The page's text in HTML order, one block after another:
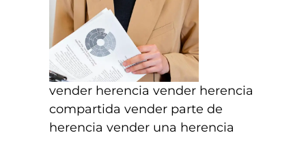
vender herencia vender herencia
compartida vender parte de
herencia vender una herencia